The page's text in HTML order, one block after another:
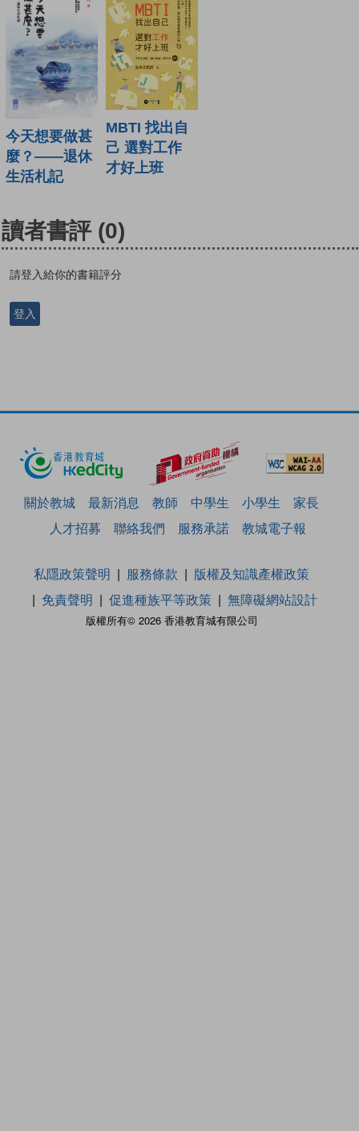
今天想要做甚
麼？——退休
生活札記
MBTI 找出自
己 選對工作
才好上班
讀者書評 (0)
請登入給你的書籍評分
登入
關於教城 最新消息 教師 中學生 小學生
家長
人才招募
聯絡我們 服務承諾 教城電子報
版權所有© 2026 香港教育城有限公司
私隱政策聲明 服務條款
版權及知識產權政策
免責聲明
促進種族平等政策 無障礙網站設計